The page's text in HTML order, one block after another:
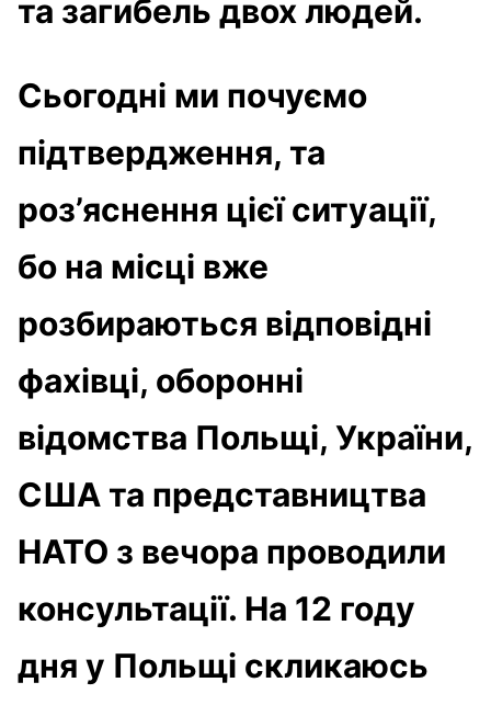
та загибель двох людей.
Сьогодні ми почуємо
підтвердження, та
роз’яснення цієї ситуації,
бо на місці вже
розбираються відповідні
фахівці, оборонні
відомства Польщі, України,
США та представництва
НАТО з вечора проводили
консультації. На 12 году
дня у Польщі скликаюсь